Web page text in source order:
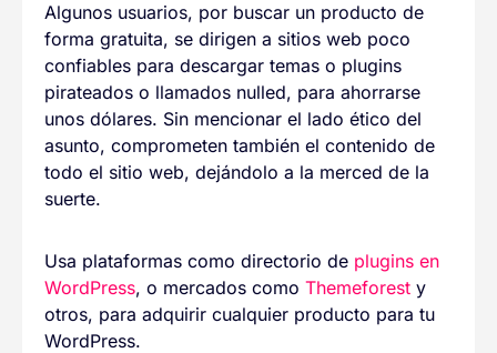
Algunos usuarios, por buscar un producto de
forma gratuita, se dirigen a sitios web poco
confiables para descargar temas o plugins
pirateados o llamados nulled, para ahorrarse
unos dólares. Sin mencionar el lado ético del
asunto, comprometen también el contenido de
todo el sitio web, dejándolo a la merced de la
suerte.
Usa plataformas como directorio de plugins en
WordPress, o mercados comoThemeforest y
otros, para adquirir cualquier producto para tu
WordPress.